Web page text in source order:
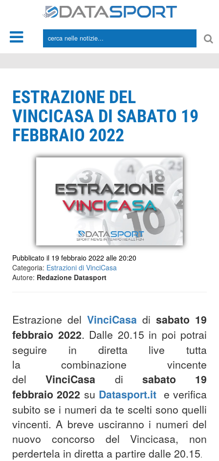
ESTRAZIONE DEL
VINCICASA DI SABATO 19
FEBBRAIO 2022
Pubblicato il 19 febbraio 2022 alle 20:20
Categoria: Estrazioni di VinciCasa
Autore: Redazione Datasport
Estrazione del VinciCasa di sabato 19
febbraio 2022. Dalle 20.15 in poi potrai
seguire in diretta live tutta
la combinazione vincente
del VinciCasa di sabato 19
febbraio 2022 su Datasport.it e verifica
subito se i numeri da te scelti sono quelli
vincenti. A breve usciranno i numeri del
nuovo concorso del Vincicasa, non
perdertela in diretta a partire dalle 20.15.